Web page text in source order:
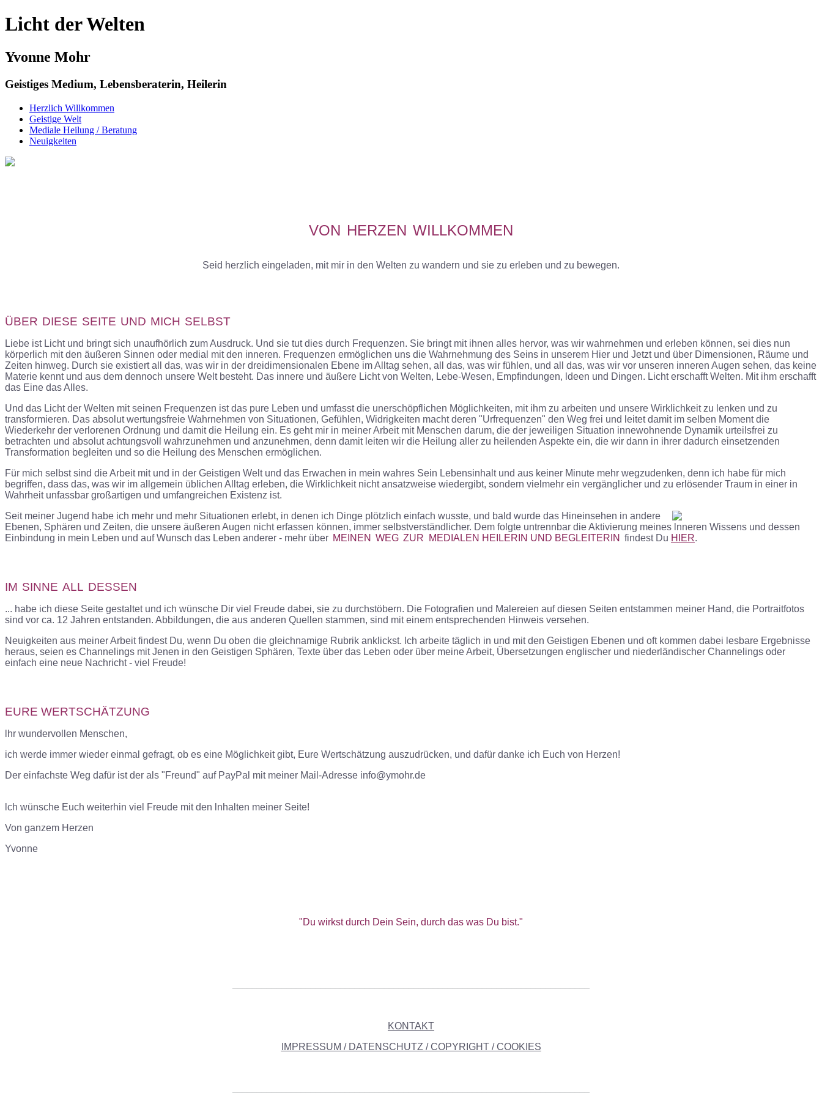
Licht der Welten
Yvonne Mohr
Geistiges Medium, Lebensberaterin, Heilerin
Herzlich Willkommen
Geistige Welt
Mediale Heilung / Beratung
Neuigkeiten
VON HERZEN WILLKOMMEN
Seid herzlich eingeladen, mit mir in den Welten zu wandern und sie zu erleben und zu bewegen.
ÜBER DIESE SEITE UND MICH SELBST
Liebe ist Licht und bringt sich unaufhörlich zum Ausdruck. Und sie tut dies durch Frequenzen. Sie bringt mit ihnen alles hervor, was wir wahrnehmen und erleben können, sei dies nun
körperlich mit den äußeren Sinnen oder medial mit den inneren. Frequenzen ermöglichen uns die Wahrnehmung des Seins in unserem Hier und Jetzt und über Dimensionen, Räume und
Zeiten hinweg. Durch sie existiert all das, was wir in der dreidimensionalen Ebene im Alltag sehen, all das, was wir fühlen, und all das, was wir vor unseren inneren Augen sehen, das keine
Materie kennt und aus dem dennoch unsere Welt besteht. Das innere und äußere Licht von Welten, Lebe-Wesen, Empfindungen, ldeen und Dingen. Licht erschafft Welten. Mit ihm erschafft
das Eine das Alles.
Und das Licht der Welten mit seinen Frequenzen ist das pure Leben und umfasst die unerschöpflichen Möglichkeiten, mit ihm zu arbeiten und unsere Wirklichkeit zu lenken und zu
transformieren. Das absolut wertungsfreie Wahrnehmen von Situationen, Gefühlen, Widrigkeiten macht deren "Urfrequenzen" den Weg frei und leitet damit im selben Moment die
Wiederkehr der verlorenen Ordnung und damit die Heilung ein. Es geht mir in meiner Arbeit mit Menschen darum, die der jeweiligen Situation innewohnende Dynamik urteilsfrei zu
betrachten und absolut achtungsvoll wahrzunehmen und anzunehmen, denn damit leiten wir die Heilung aller zu heilenden Aspekte ein, die wir dann in ihrer dadurch einsetzenden
Transformation begleiten und so die Heilung des Menschen ermöglichen.
Für mich selbst sind die Arbeit mit und in der Geistigen Welt und das Erwachen in mein wahres Sein Lebensinhalt und aus keiner Minute mehr wegzudenken, denn ich habe für mich
begriffen, dass das, was wir im allgemein üblichen Alltag erleben, die Wirklichkeit nicht ansatzweise wiedergibt, sondern vielmehr ein vergänglicher und zu erlösender Traum in einer in
Wahrheit unfassbar großartigen und umfangreichen Existenz ist.
Seit meiner Jugend habe ich mehr und mehr Situationen erlebt, in denen ich Dinge plötzlich einfach wusste, und bald wurde das Hineinsehen in andere
Ebenen, Sphären und Zeiten, die unsere äußeren Augen nicht erfassen können, immer selbstverständlicher. Dem folgte untrennbar die Aktivierung meines lnneren Wissens und dessen
Einbindung in mein Leben und auf Wunsch das Leben anderer - mehr über MEINEN WEG ZUR MEDIALEN HEILERIN UND BEGLEITERIN findest Du HIER.
IM SINNE ALL DESSEN
... habe ich diese Seite gestaltet und ich wünsche Dir viel Freude dabei, sie zu durchstöbern. Die Fotografien und Malereien auf diesen Seiten entstammen meiner Hand, die Portraitfotos
sind vor ca. 12 Jahren entstanden. Abbildungen, die aus anderen Quellen stammen, sind mit einem entsprechenden Hinweis versehen.
Neuigkeiten aus meiner Arbeit findest Du, wenn Du oben die gleichnamige Rubrik anklickst. lch arbeite täglich in und mit den Geistigen Ebenen und oft kommen dabei lesbare Ergebnisse
heraus, seien es Channelings mit Jenen in den Geistigen Sphären, Texte über das Leben oder über meine Arbeit, Übersetzungen englischer und niederländischer Channelings oder
einfach eine neue Nachricht - viel Freude!
EURE WERTSCHÄTZUNG
lhr wundervollen Menschen,
ich werde immer wieder einmal gefragt, ob es eine Möglichkeit gibt, Eure Wertschätzung auszudrücken, und dafür danke ich Euch von Herzen!
Der einfachste Weg dafür ist der als "Freund" auf PayPal mit meiner Mail-Adresse info@ymohr.de
lch wünsche Euch weiterhin viel Freude mit den lnhalten meiner Seite!
Von ganzem Herzen
Yvonne
"Du wirkst durch Dein Sein, durch das was Du bist."
KONTAKT
IMPRESSUM /DATENSCHUTZ / COPYRIGHT / COOKIES